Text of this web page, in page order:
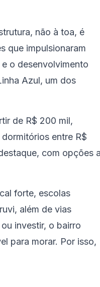
não à toa, é
que impulsionaram
o desenvolvimento
Azul, um dos
de R$ 200 mil,
entre R$
com opções
forte, escolas
além de vias
investir, o bairro
para morar. Por isso,